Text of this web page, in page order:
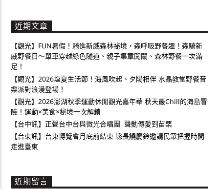
近期文章
【觀光】FUN暑假！騎進新威森林祕境，森呼吸野餐趣！森騎新
威野餐日～單車穿越綠色隧道、親子集章闖關、森林野餐一次滿
足！
【觀光】2026塩夏生活節！海風吹起、夕陽相伴 水晶教堂野餐音
樂派對浪漫登場！
【觀光】2026澎湖秋季運動休閒觀光嘉年華 秋天最Chill的海島冒
險！運動×美食×秘境一次解鎖
【台中訊】正聲台中台與微光合唱團 聲動傳愛到苗栗
【台東訊】台東博覽會月底前結束 縣長饒慶鈴邀請民眾把握時間
走進臺東
近期留言